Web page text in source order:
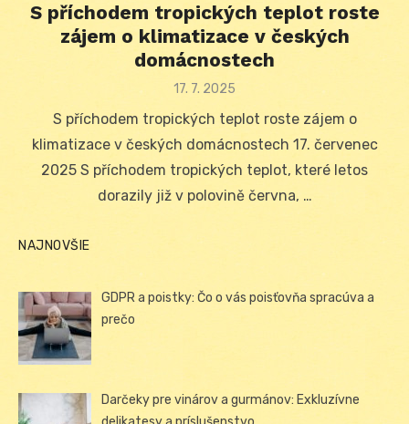
S příchodem tropických teplot roste
zájem o klimatizace v českých
domácnostech
Posted
17. 7. 2025
S příchodem tropických teplot roste zájem o
klimatizace v českých domácnostech 17. červenec
2025 S příchodem tropických teplot, které letos
dorazily již v polovině června, …
NAJNOVŠIE
GDPR a poistky: Čo o vás poisťovňa spracúva a
prečo
Darčeky pre vinárov a gurmánov: Exkluzívne